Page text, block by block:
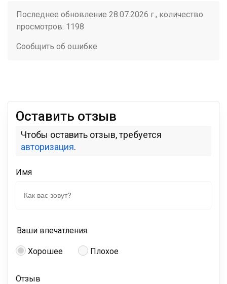
Последнее обновление 28.07.2026 г., количество
просмотров: 1198
Сообщить об ошибке
Оставить отзыв
Чтобы оставить отзыв, требуется
авторизация.
Имя
Ваши впечатления
Хорошее Плохое
Отзыв